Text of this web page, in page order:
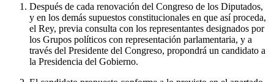
Después de cada renovación del Congreso de los Diputados,
y en los demás supuestos constitucionales en que así proceda,
el Rey, previa consulta con los representantes designados por
los Grupos políticos con representación parlamentaria, y a
través del Presidente del Congreso, propondrá un candidato a
la Presidencia del Gobierno.